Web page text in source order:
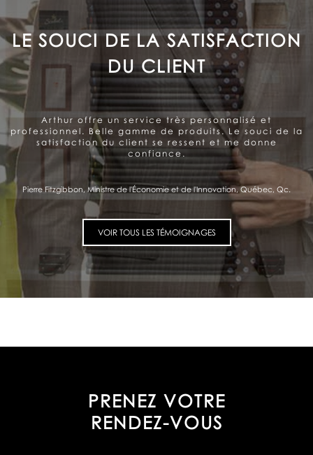
LE SOUCI DE LA SATISFACTION
DU CLIENT
Arthur offre un service très personnalisé et
professionnel. Belle gamme de produits. Le souci de la
satisfaction du client se ressent et me donne
confiance.
Pierre Fitzgibbon, Ministre de l'Économie et de l'Innovation, Québec, Qc.
VOIR TOUS LES TÉMOIGNAGES
PRENEZ VOTRE
RENDEZ-VOUS